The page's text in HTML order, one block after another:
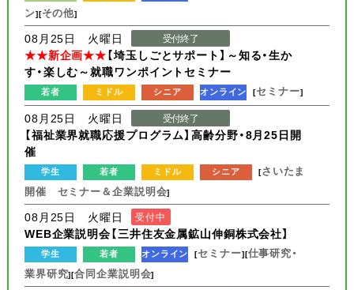
ン][その他]
08月25日 火曜日 受付終了
★★新企画★★【埼玉しごとサポート】～知る・生か
す・楽しむ～就職ワンポイントセミナー
若者 ミドル シニア オンライン [セミナー]
08月25日 火曜日 受付終了
【福祉業界就職応援プログラム】高齢分野・8月25日開
催
学生 若者 ミドル シニア [さいたま
開催 セミナー＆企業説明会]
08月25日 火曜日 受付中
WEB企業説明会【三井住友金属鉱山伸銅株式会社】
学生 若者 オンライン [セミナー][仕事研究・
業界研究][合同企業説明会]